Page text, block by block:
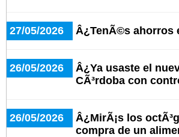
27/05/2026 Â¿TenÃ©s ahorros
26/05/2026
Â¿Ya usaste el
CÃ³rdoba con
26/05/2026
Â¿MirÃ¡s los
compra de un